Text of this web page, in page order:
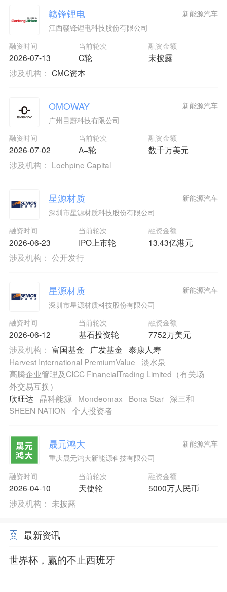
赣锋锂电
江西赣锋锂电科技股份有限公司
融资时间
2026-07-13
当前轮次
C轮
融资金额
未披露
新能源汽车
涉及机构： CMC资本
OMOWAY
广州目蔚科技有限公司
融资时间
2026-07-02
当前轮次
A+轮
融资金额
数千万美元
新能源汽车
涉及机构： Lochpine Capital
星源材质
深圳市星源材质科技股份有限公司
融资时间
2026-06-23
当前轮次
IPO上市轮
融资金额
13.43亿港元
新能源汽车
涉及机构： 公开发行
星源材质
深圳市星源材质科技股份有限公司
融资时间
2026-06-12
当前轮次
基石投资轮
融资金额
7752万美元
新能源汽车
涉及机构： 富国基金 广发基金 泰康人寿
Harvest International PremiumValue 淡水泉
高腾企业管理及CICC FinancialTrading Limited（有关场
外交易互换）
欣旺达
晶科能源 Mondeomax Bona Star 深三和
SHEEN NATION 个人投资者
晟元鸿大
重庆晟元鸿大新能源科技有限公司
融资时间
2026-04-10
当前轮次
天使轮
融资金额
5000万人民币
新能源汽车
涉及机构： 未披露
最新资讯
世界杯，赢的不止西班牙